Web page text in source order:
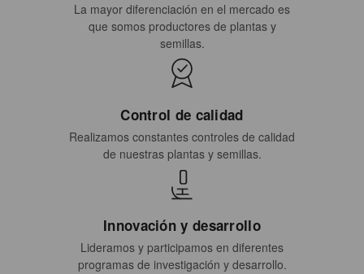
La mayor diferenciación en el mercado es
que somos productores de plantas y
semillas.
Control de calidad
Realizamos constantes controles de calidad
de nuestras plantas y semillas.
Innovación y desarrollo
Lideramos y participamos en diferentes
programas de investigación y desarrollo.